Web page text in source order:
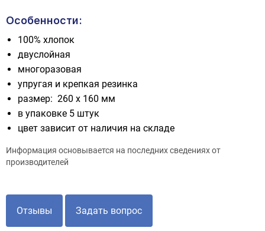
Особенности:
100% хлопок
двуслойная
многоразовая
упругая и крепкая резинка
размер: 260 х 160 мм
в упаковке 5 штук
цвет зависит от наличия на складе
Информация основывается на последних сведениях от
производителей
Отзывы Задать вопрос